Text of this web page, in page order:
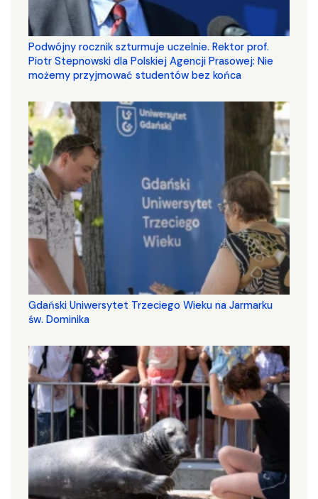
Podwójny rocznik szturmuje uczelnie. Rektor prof.
Piotr Stepnowski dla Polskiej Agencji Prasowej: Nie
możemy przyjmować studentów bez końca
Gdański Uniwersytet Trzeciego Wieku na Jarmarku
św. Dominika